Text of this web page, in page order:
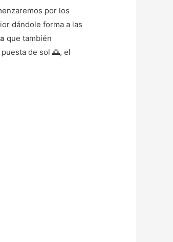
por los
dándole forma a las
que también
de sol 🌅, el